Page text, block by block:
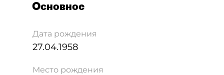
Основное
Дата рождения
27.04.1958
Место рождения